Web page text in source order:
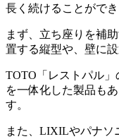
長く続けることができ
まず、立ち座りを補
置する縦型や、壁に
TOTO「レストパル
を一体化した製品も
す。
また、LIXILやパナソ